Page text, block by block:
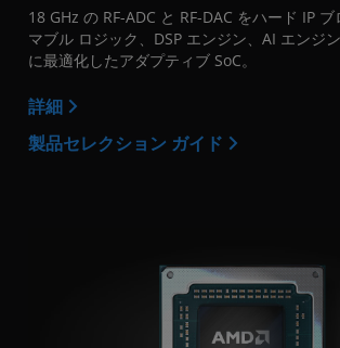
18 GHz の RF-ADC と RF-DAC をハード IP
マブル ロジック、DSP エンジン、AI エンジ
に最適化したアダプティブ SoC。
詳細
製品セレクション ガイド